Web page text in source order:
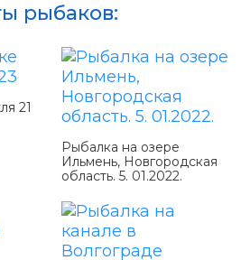
рыбаков:
21
Рыбалка на озере
Ильмень, Новгородская
область. 5. 01.2022.